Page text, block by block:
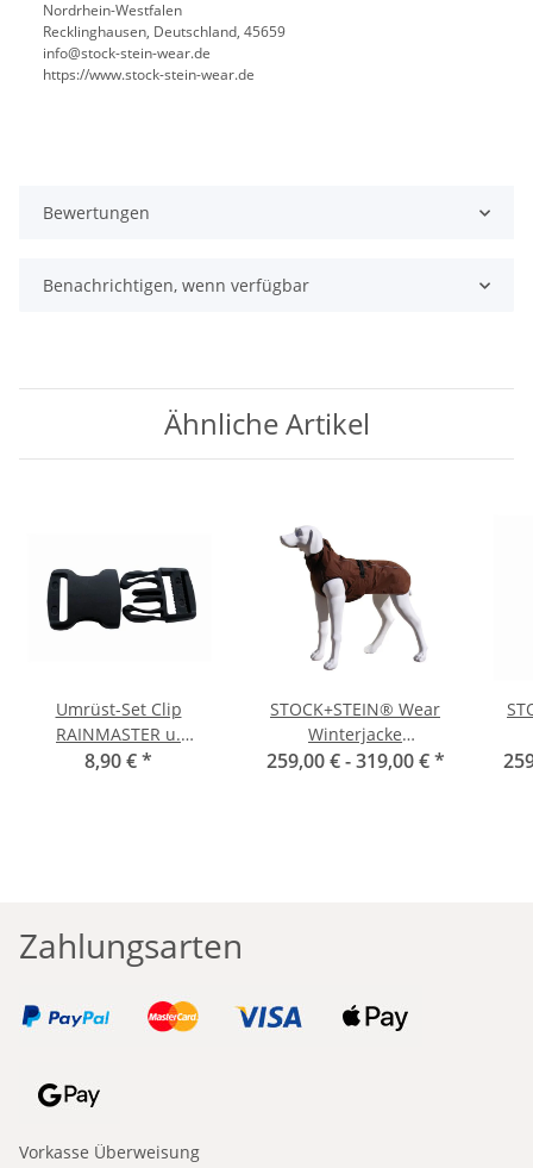
Nordrhein-Westfalen
Recklinghausen, Deutschland, 45659
info@stock-stein-wear.de
https://www.stock-stein-wear.de
Bewertungen
Benachrichtigen, wenn verfügbar
Ähnliche Artikel
Umrüst-Set Clip
RAINMASTER u.
WINTERMASTER
8,90 €*
STOCK+STEIN® Wear
Winterjacke
Wintermaster Chocolate
259,00 € -319,00 €*
Zahlungsarten
Vorkasse Überweisung